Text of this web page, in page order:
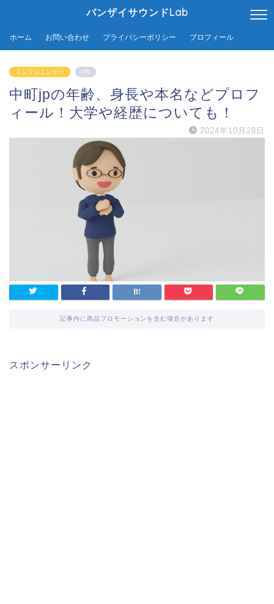
バンザイサウンドLab
ホーム お問い合わせ プライバシーポリシー プロフィール
インフルエンサー PR
中町jpの年齢、身長や本名などプロフ
ィール！大学や経歴についても！
2024年10月28日
記事内に商品プロモーションを含む場合があります
スポンサーリンク